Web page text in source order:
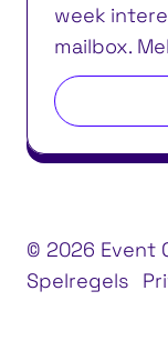
week
mailbox.
© 2026 Event
Spelregels